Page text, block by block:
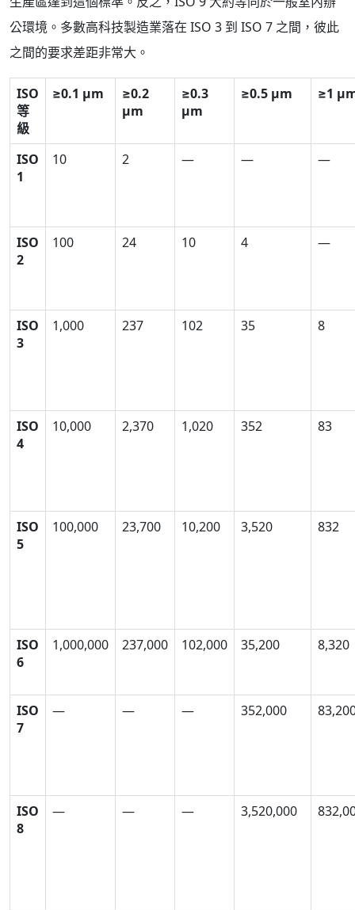
公環境。多數高科技製造業落在 ISO 3 到 ISO 7 之間，彼此
之間的要求差距非常大。
ISO
等
級
≥0.1 µm
≥0.2
µm
≥0.3
µm
≥0.5 µm ≥1
ISO
1
10 2 — — —
ISO
2
100 24 10 4 —
ISO
3
1,000 237 102 35 8
ISO
4
10,000 2,370 1,020 352 83
ISO
5
100,000 23,700 10,200 3,520 832
ISO
6
1,000,000 237,000 102,000 35,200 8,320
ISO
7
— — — 352,000
ISO
8
— — — 3,520,000